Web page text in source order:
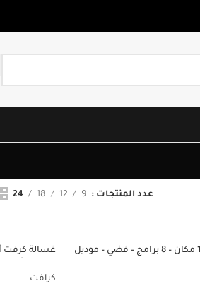
عدد المنتجات 9
12
18
24
غسالة صحون كرافت 15 مكان – 8 برامج – فضي – موديل
-28%
كرافت